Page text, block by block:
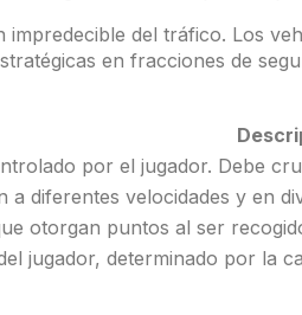
del tráfico. Los
en fracciones de
por el jugador. Debe
a diferentes velocidades y en
otorgan puntos al ser
jugador, determinado por la